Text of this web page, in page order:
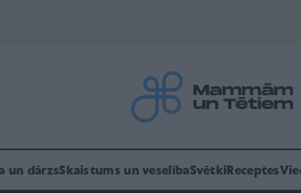
un dārzsSkaistums un veselībaSvētki Receptes